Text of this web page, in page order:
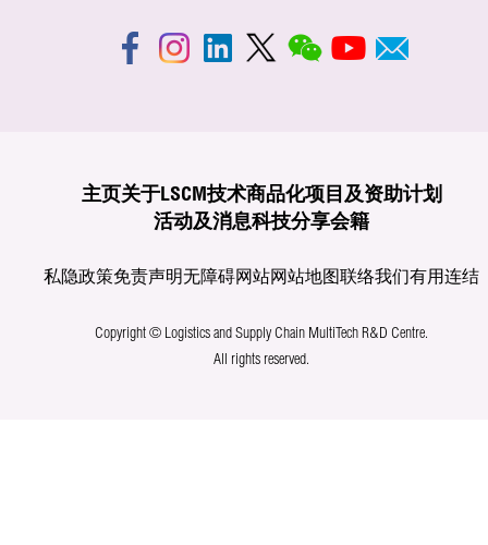
主页关于LSCM技术商品化项目及资助计划
活动及消息科技分享会籍
私隐政策免责声明无障碍网站网站地图联络我们有用连结
Copyright © Logistics and Supply Chain MultiTech R&D Centre.
All rights reserved.